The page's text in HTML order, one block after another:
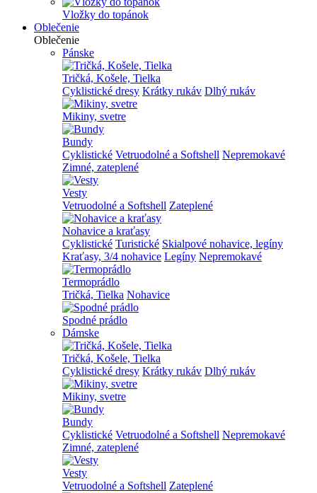
Vložky do topánok
Oblečenie
Oblečenie
Pánske
Tričká, Košele, Tielka
Cyklistické dresy Krátky rukáv Dlhý rukáv
Mikiny, svetre
Bundy
Cyklistické Vetruodolné a Softshell Nepremokavé
Zimné, zateplené
Vesty
Vetruodolné a Softshell Zateplené
Nohavice a kraťasy
Cyklistické Turistické Skialpové nohavice, legíny
Kraťasy, 3/4 nohavice Legíny Nepremokavé
Termoprádlo
Tričká, Tielka Nohavice
Spodné prádlo
Dámske
Tričká, Košele, Tielka
Cyklistické dresy Krátky rukáv Dlhý rukáv
Mikiny, svetre
Bundy
Cyklistické Vetruodolné a Softshell Nepremokavé
Zimné, zateplené
Vesty
Vetruodolné a Softshell Zateplené